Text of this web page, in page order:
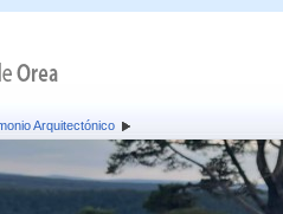
Arquitectónico